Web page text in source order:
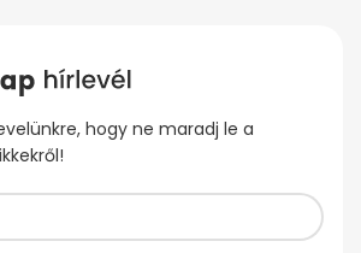
hogy ne maradj le a